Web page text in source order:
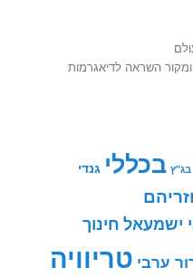
השראה לדיאגרמות
בג"ץ בכללי גנדי
ישמעאל חינוך
ערבי טריוויה